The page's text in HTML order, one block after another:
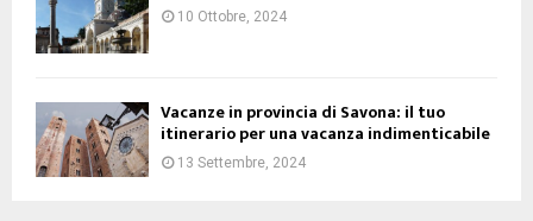
10 Ottobre, 2024
Vacanze in provincia di Savona: il tuo
itinerario per una vacanza indimenticabile
13 Settembre, 2024